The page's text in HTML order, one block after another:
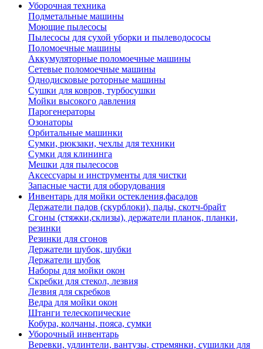
Уборочная техника
Подметальные машины
Моющие пылесосы
Пылесосы для сухой уборки и пылеводососы
Поломоечные машины
Аккумуляторные поломоечные машины
Сетевые поломоечные машины
Однодисковые роторные машины
Сушки для ковров, турбосушки
Мойки высокого давления
Парогенераторы
Озонаторы
Орбитальные машинки
Сумки, рюкзаки, чехлы для техники
Сумки для клининга
Мешки для пылесосов
Аксессуары и инструменты для чистки
Запасные части для оборудования
Инвентарь для мойки остекления,фасадов
Держатели падов (скурблоки), пады, скотч-брайт
Сгоны (стяжки,склизы), держатели планок, планки,
резинки
Резинки для сгонов
Держатели шубок, шубки
Держатели шубок
Наборы для мойки окон
Скребки для стекол, лезвия
Лезвия для скребков
Ведра для мойки окон
Штанги телескопические
Кобура, колчаны, пояса, сумки
Уборочный инвентарь
Веревки, удлинтели, вантузы, стремянки, сушилки для